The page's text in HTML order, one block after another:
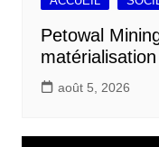
Petowal
août 5, 2026